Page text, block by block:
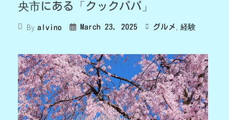
央市にある「クックパパ」
By alvino March 23, 2025 グルメ , 経験